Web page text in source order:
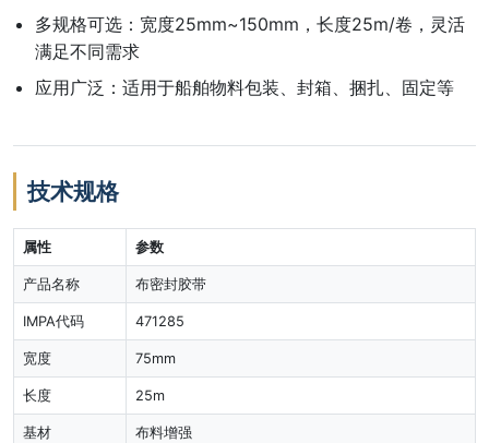
多规格可选：宽度25mm~150mm，长度25m/卷，灵活
满足不同需求
应用广泛：适用于船舶物料包装、封箱、捆扎、固定等
技术规格
属性 参数
产品名称 布密封胶带
IMPA代码 471285
宽度 75mm
长度 25m
基材 布料增强